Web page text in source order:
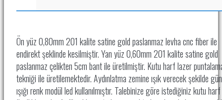
Ön yüz 0,80mm 201 kalite satine gold paslanmaz levha cnc fiber ile
endirekt şeklinde kesilmiştir. Yan yüz 0,60mm 201 kalite satine gold
paslanmaz çelikten 5cm bant ile üretilmiştir. Kutu harf lazer
tekniği ile üretilemektedir. Aydınlatma zemine ışık verecek şekilde gün
ışığı renk modül led kullanılmıştır. Talebinize göre istediğiniz kutu harf